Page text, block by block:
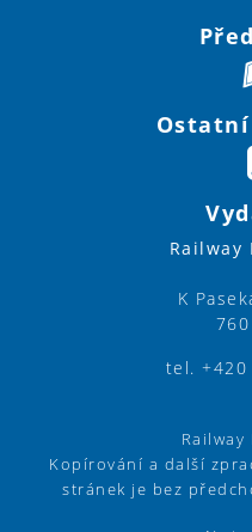
Railway
K
tel. +420
Kopírování a další
stránek je bez